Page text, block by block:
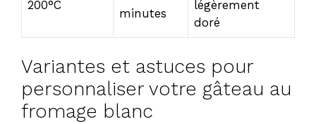
200°C
minutes
légèrement
doré
Variantes et astuces pour
personnaliser votre gâteau au
fromage blanc